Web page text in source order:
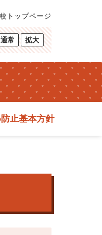
トップページ
通常 拡大
止基本方針